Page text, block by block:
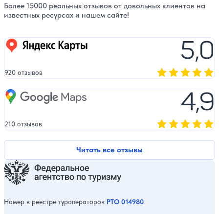
Более 15000 реальных отзывов от довольных клиентов на
известных ресурсах и нашем сайте!
Читать все отзывы
Яндекс карты 5,0
920 отзывов
Google Maps 4,9
210 отзывов
Номер в реестре туроператоров РТО 014980